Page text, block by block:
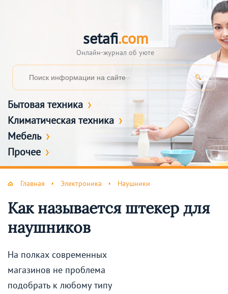
setafi.com
Онлайн-журнал об уюте
Бытовая техника
Климатическая техника
Мебель
Прочее
Главная Электроника Наушники
Как называется штекер для
наушников
На полках современных
магазинов не проблема
подобрать к любому типу